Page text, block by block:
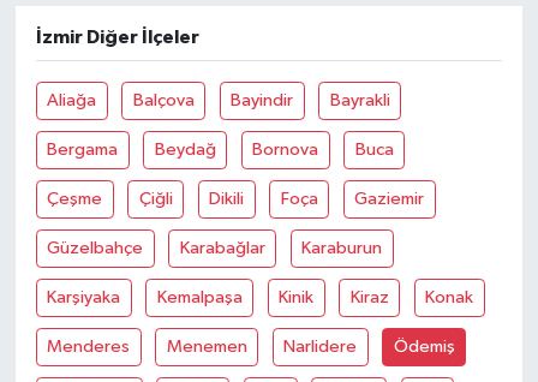
İzmir Diğer İlçeler
Aliağa Balçova Bayindir Bayrakli
Bergama Beydağ Bornova Buca
Çeşme Çiğli Dikili Foça Gaziemir
Güzelbahçe Karabağlar Karaburun
Karşiyaka Kemalpaşa Kinik Kiraz Konak
Menderes Menemen Narlidere Ödemiş